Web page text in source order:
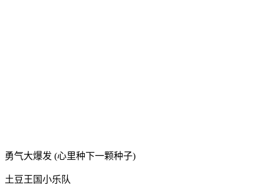
勇气大爆发 (心里种下一颗种子)
土豆王国小乐队